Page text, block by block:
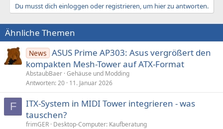
Du musst dich einloggen oder registrieren, um hier zu antworten.
Ähnliche Themen
News ASUS Prime AP303: Asus vergrößert den
kompakten Mesh-Tower auf ATX-Format
AbstaubBaer Gehäuse und Modding
Antworten 20 11. Januar 2026
F
ITX-System in MIDI Tower integrieren - was
tauschen?
frimGER Desktop-Computer: Kaufberatung